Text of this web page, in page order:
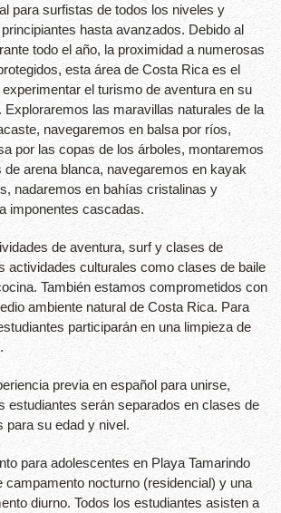
para surfistas de todos los niveles y
hasta avanzados. Debido al
todo el año, la proximidad a numerosas
esta área de Costa Rica es el
el turismo de aventura en su
Exploraremos las maravillas naturales de la
navegaremos en balsa por ríos,
por las copas de los árboles, montaremos
de arena blanca, navegaremos en kayak
nadaremos en bahías cristalinas y
imponentes cascadas.
de aventura, surf y clases de
actividades culturales como clases de baile
También estamos comprometidos con
ambiente natural de Costa Rica. Para
participarán en una limpieza de
previa en español para unirse,
estudiantes serán separados en clases de
para su edad y nivel.
para adolescentes en Playa Tamarindo
campamento nocturno (residencial) y una
diurno. Todos los estudiantes asisten a